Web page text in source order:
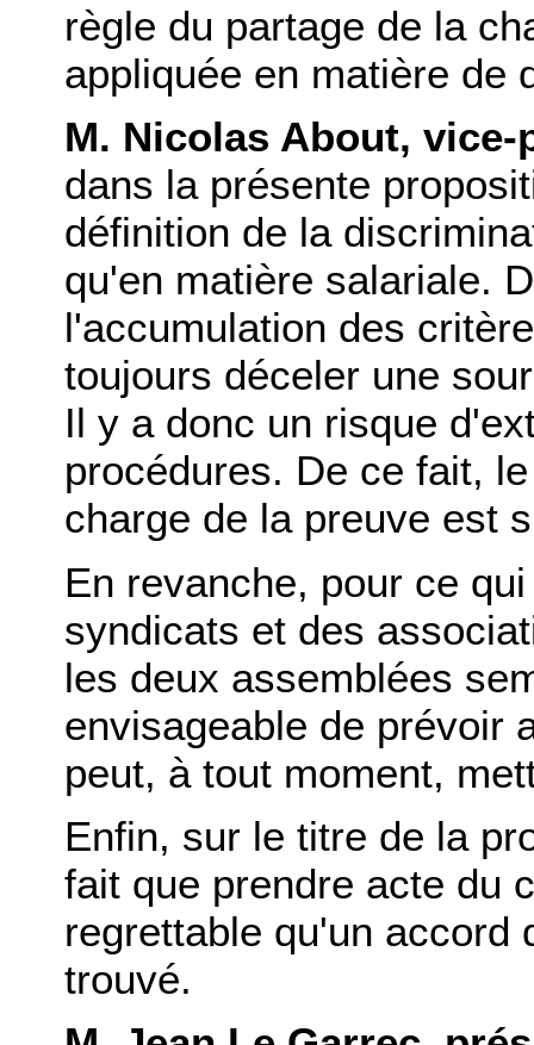
règle du partage de la
appliquée en matière de
M. Nicolas About, vice-
dans la présente
définition de la
qu'en matière salariale.
l'accumulation des
toujours déceler une
Il y a donc un risque
procédures. De ce fait,
charge de la preuve est
En revanche, pour ce
syndicats et des
les deux assemblées
envisageable de prévoir
peut, à tout moment,
Enfin, sur le titre de la
fait que prendre acte du
regrettable qu'un accord
trouvé.